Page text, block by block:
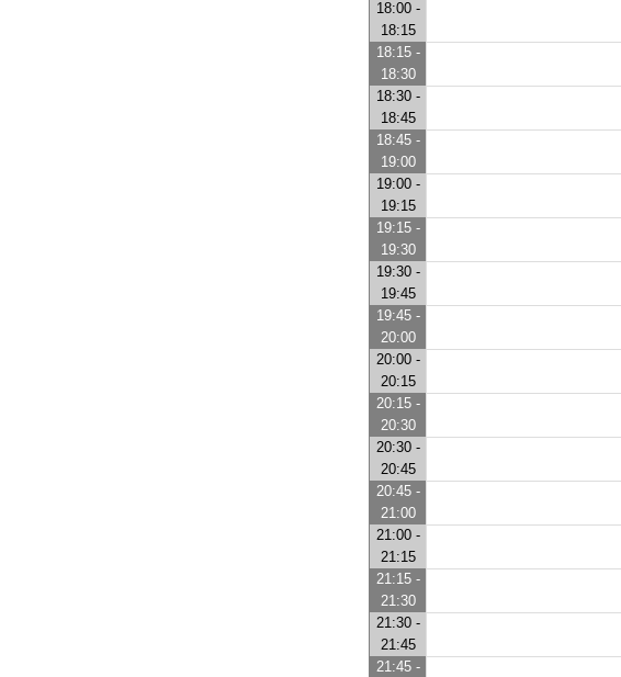
18:00 -
18:15
18:15 -
18:30
18:30 -
18:45
18:45 -
19:00
19:00 -
19:15
19:15 -
19:30
19:30 -
19:45
19:45 -
20:00
20:00 -
20:15
20:15 -
20:30
20:30 -
20:45
20:45 -
21:00
21:00 -
21:15
21:15 -
21:30
21:30 -
21:45
21:45 -